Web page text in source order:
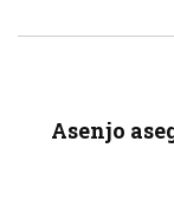
Asenjo